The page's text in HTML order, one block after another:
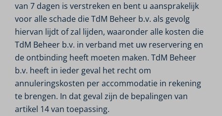
van 7 dagen is verstreken en bent u aansprakelijk
voor alle schade die TdM Beheer b.v. als gevolg
hiervan lijdt of zal lijden, waaronder alle kosten die
TdM Beheer b.v. in verband met uw reservering en
de ontbinding heeft moeten maken. TdM Beheer
b.v. heeft in ieder geval het recht om
annuleringskosten per accommodatie in rekening
te brengen. In dat geval zijn de bepalingen van
artikel 14 van toepassing.